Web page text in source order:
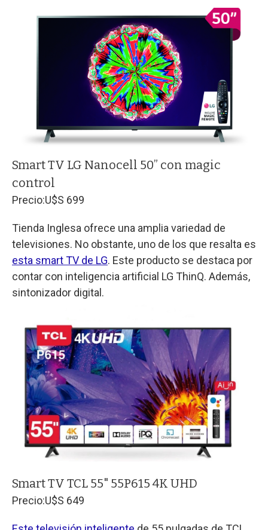
Smart TV LG Nanocell 50” con magic
control
Precio:U$S 699
Tienda Inglesa ofrece una amplia variedad de
televisiones. No obstante, uno de los que resalta es
esta smart TV de LG. Este producto se destaca por
contar con inteligencia artificial LG ThinQ. Además,
sintonizador digital.
Smart TV TCL 55" 55P615 4K UHD
Precio:U$S 649